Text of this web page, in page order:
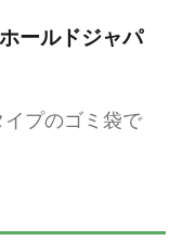
ールドジャパ
プのゴミ袋で